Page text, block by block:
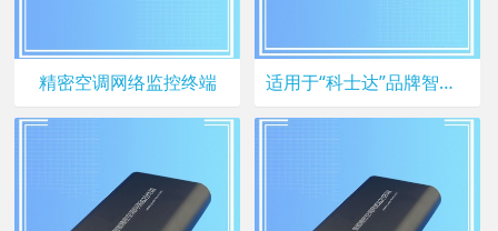
精密空调网络监控终端 适用于“科士达”品牌智能精密空调网络监控